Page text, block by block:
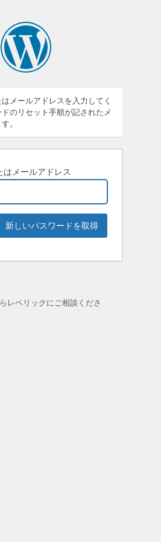
メールアドレスを入力してく
のリセット手順が記されたメ
。
はメールアドレス
レベリックにご相談くださ